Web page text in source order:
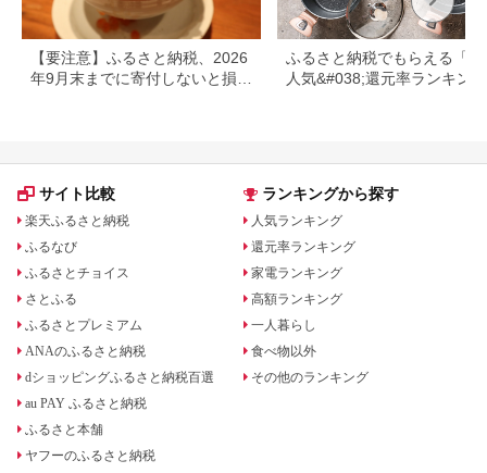
【要注意】ふるさと納税、2026
年9月末までに寄付しないと損す
ふるさと納税でもらえる「鍋
人気&#038;還元率ランキング
サイト比較
楽天ふるさと納税
ふるなび
ふるさとチョイス
さとふる
ふるさとプレミアム
ANAのふるさと納税
dショッピングふるさと納税百選
au PAY ふるさと納税
ふるさと本舗
ヤフーのふるさと納税
ランキングから探す
人気ランキング
還元率ランキング
家電ランキング
高額ランキング
一人暮らし
食べ物以外
その他のランキング